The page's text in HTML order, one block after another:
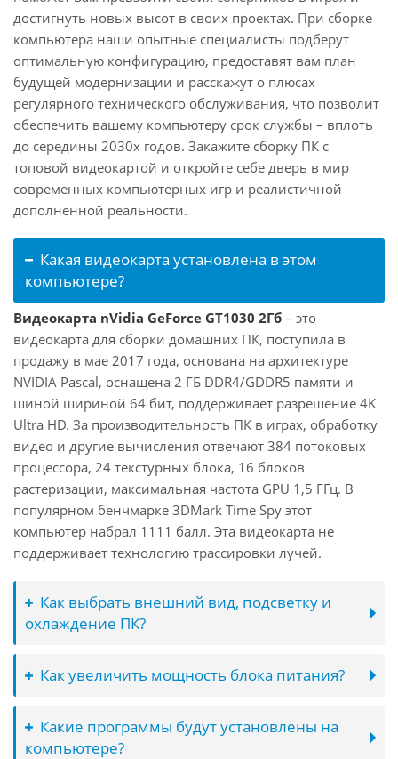
достигнуть новых высот в своих проектах. При сборке
компьютера наши опытные специалисты подберут
оптимальную конфигурацию, предоставят вам план
будущей модернизации и расскажут о плюсах
регулярного технического обслуживания, что позволит
обеспечить вашему компьютеру срок службы – вплоть
до середины 2030х годов. Закажите сборку ПК с
топовой видеокартой и откройте себе дверь в мир
современных компьютерных игр и реалистичной
дополненной реальности.
Какая видеокарта установлена в этом
компьютере?
Видеокарта nVidia GeForce GT1030 2Гб – это
видеокарта для сборки домашних ПК, поступила в
продажу в мае 2017 года, основана на архитектуре
NVIDIA Pascal, оснащена 2 ГБ DDR4/GDDR5 памяти и
шиной шириной 64 бит, поддерживает разрешение 4K
Ultra HD. За производительность ПК в играх, обработку
видео и другие вычисления отвечают 384 потоковых
процессора, 24 текстурных блока, 16 блоков
растеризации, максимальная частота GPU 1,5 ГГц. В
популярном бенчмарке 3DMark Time Spy этот
компьютер набрал 1111 балл. Эта видеокарта не
поддерживает технологию трассировки лучей.
Как выбрать внешний вид, подсветку и
охлаждение ПК?
Как увеличить мощность блока питания?
Какие программы будут установлены на
компьютере?